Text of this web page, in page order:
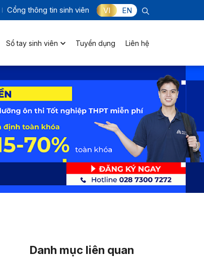
Cổng thông tin sinh viên VI EN
Sổ tay sinh viên Tuyển dụng Liên hệ
Danh mục liên quan